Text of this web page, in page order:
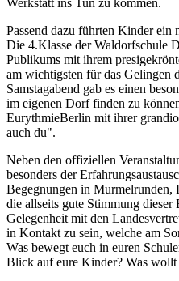
Passend dazu führten Kinder ein
Die 4.Klasse der Waldorfschule
Publikums mit ihrem
am wichtigsten für das Gelingen
Samstagabend gab es einen
im eigenen Dorf finden zu
EurythmieBerlin mit ihrer
auch du".
Neben den offiziellen
besonders der
Begegnungen in Murmelrunden,
die allseits gute Stimmung
Gelegenheit mit den
in Kontakt zu sein, welche am
Was bewegt euch in euren
Blick auf eure Kinder? Was wollt